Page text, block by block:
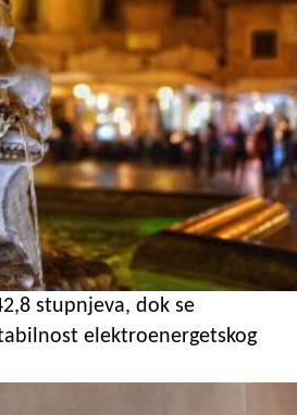
stupnjeva, dok se
elektroenergetskog